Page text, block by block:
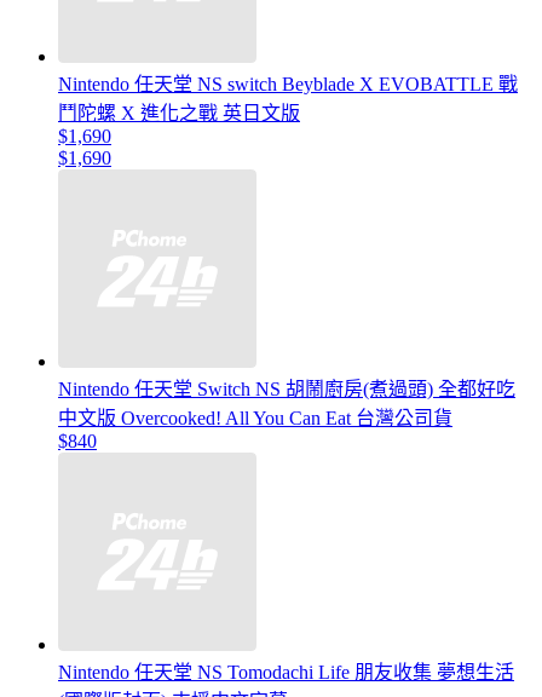
Nintendo 任天堂 NS switch Beyblade X EVOBATTLE 戰
鬥陀螺 X 進化之戰 英日文版
$1,690
$1,690
Nintendo 任天堂 Switch NS 胡鬧廚房(煮過頭) 全都好吃
中文版 Overcooked! All You Can Eat 台灣公司貨
$840
Nintendo 任天堂 NS Tomodachi Life 朋友收集 夢想生活